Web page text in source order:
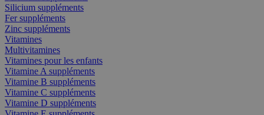
Silicium suppléments
Fer suppléments
Zinc suppléments
Vitamines
Multivitamines
Vitamines pour les enfants
Vitamine A suppléments
Vitamine B suppléments
Vitamine C suppléments
Vitamine D suppléments